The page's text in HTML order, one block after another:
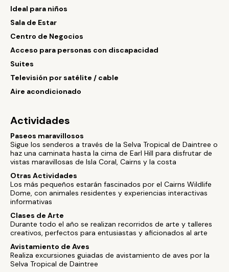
Ideal para niños
Sala de Estar
Centro de Negocios
Acceso para personas con discapacidad
Suites
Televisión por satélite / cable
Aire acondicionado
Actividades
Paseos maravillosos
Sigue los senderos a través de la Selva Tropical de Daintree o
haz una caminata hasta la cima de Earl Hill para disfrutar de
vistas maravillosas de Isla Coral, Cairns y la costa
Otras Actividades
Los más pequeños estarán fascinados por el Cairns Wildlife
Dome, con animales residentes y experiencias interactivas
informativas
Clases de Arte
Durante todo el año se realizan recorridos de arte y talleres
creativos, perfectos para entusiastas y aficionados al arte
Avistamiento de Aves
Realiza excursiones guiadas de avistamiento de aves por la
Selva Tropical de Daintree